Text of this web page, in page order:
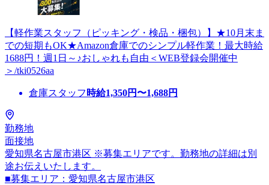
【軽作業スタッフ（ピッキング・検品・梱包）】★10月末ま
での短期もOK★Amazon倉庫でのシンプル軽作業！最大時給
1688円！週1日～♪おしゃれも自由＜WEB登録会開催中
＞/tki0526aa
倉庫スタッフ 時給1,350円〜1,688円
勤務地
面接地
愛知県名古屋市港区 ※募集エリアです。勤務地の詳細は別
途お伝えいたします。
■募集エリア：愛知県名古屋市港区